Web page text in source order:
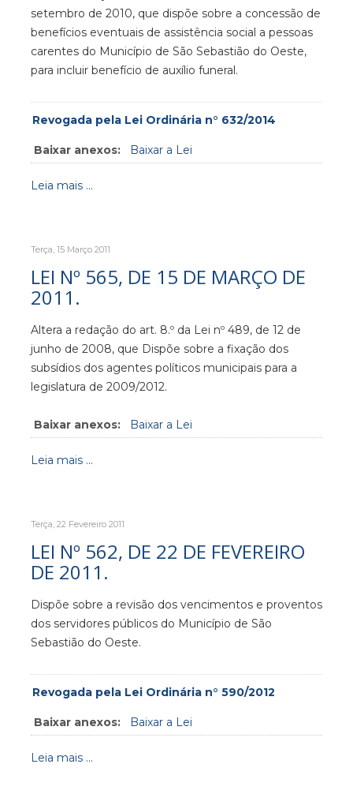
setembro de 2010, que dispõe sobre a concessão de
benefícios eventuais de assistência social a pessoas
carentes do Município de São Sebastião do Oeste,
para incluir benefício de auxílio funeral.
Revogada pela Lei Ordinária n° 632/2014
Baixar anexos: Baixar a Lei
Leia mais ...
Terça, 15 Março 2011
LEI Nº 565, DE 15 DE MARÇO DE
2011.
Altera a redação do art. 8.º da Lei nº 489, de 12 de
junho de 2008, que Dispõe sobre a fixação dos
subsídios dos agentes políticos municipais para a
legislatura de 2009/2012.
Baixar anexos: Baixar a Lei
Leia mais ...
Terça, 22 Fevereiro 2011
LEI Nº 562, DE 22 DE FEVEREIRO
DE 2011.
Dispõe sobre a revisão dos vencimentos e proventos
dos servidores públicos do Município de São
Sebastião do Oeste.
Revogada pela Lei Ordinária n° 590/2012
Baixar anexos: Baixar a Lei
Leia mais ...